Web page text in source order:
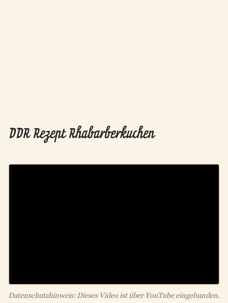
DDR Rezept Rhabarberkuchen
Datenschutzhinweis: Dieses Video ist über YouTube eingebunden.